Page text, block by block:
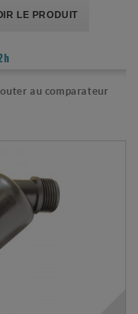
LE PRODUIT
au comparateur